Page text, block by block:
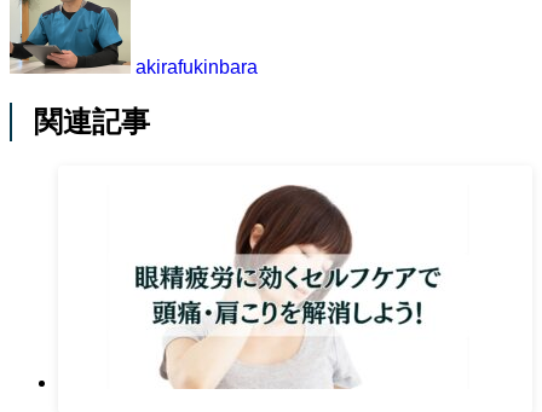
akirafukinbara
関連記事